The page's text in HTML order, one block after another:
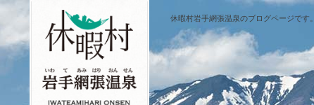
休暇村岩手網張温泉のブログページです。